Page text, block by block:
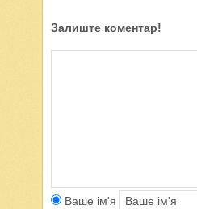
Залиште коментар!
Ваше ім'я